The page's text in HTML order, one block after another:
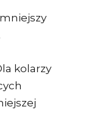
kolarzy